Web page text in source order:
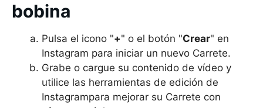
bobina
Pulsa el icono "+" o el botón "Crear" en
Instagram para iniciar un nuevo Carrete.
Grabe o cargue su contenido de vídeo y
utilice las herramientas de edición de
Instagrampara mejorar su Carrete con